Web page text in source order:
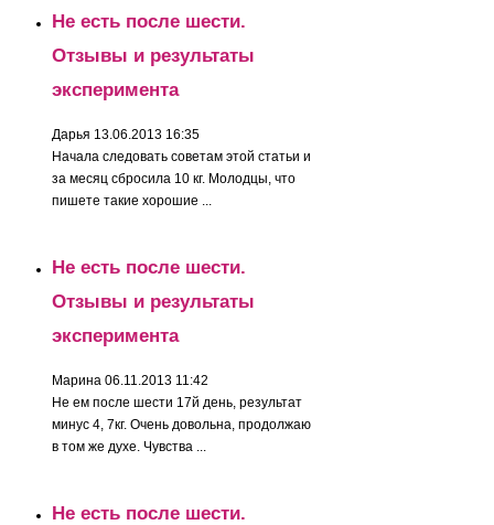
Не есть после шести.
Отзывы и результаты
эксперимента
Дарья 13.06.2013 16:35
Начала следовать советам этой статьи и
за месяц сбросила 10 кг. Молодцы, что
пишете такие хорошие ...
Не есть после шести.
Отзывы и результаты
эксперимента
Марина 06.11.2013 11:42
Не ем после шести 17й день, результат
минус 4, 7кг. Очень довольна, продолжаю
в том же духе. Чувства ...
Не есть после шести.